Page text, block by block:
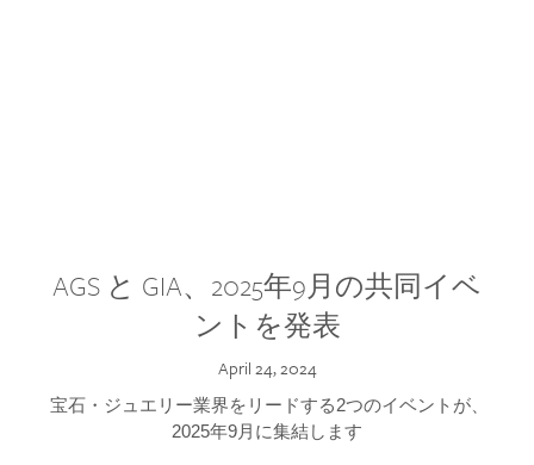
AGS と GIA、2025年9月の共同イベ
ントを発表
April 24, 2024
宝石・ジュエリー業界をリードする2つのイベントが、
2025年9月に集結します